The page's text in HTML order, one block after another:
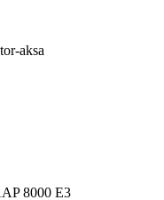
8000 Е3